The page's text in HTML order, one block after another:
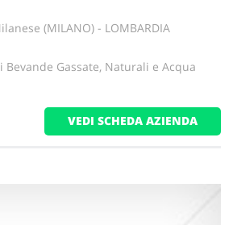
(MILANO) - LOMBARDIA
Gassate, Naturali e Acqua
VEDI SCHEDA AZIENDA